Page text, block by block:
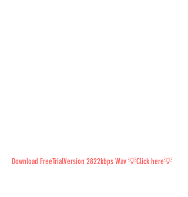
Download FreeTrialVersion 2822kbps Wav 💡Click here💡